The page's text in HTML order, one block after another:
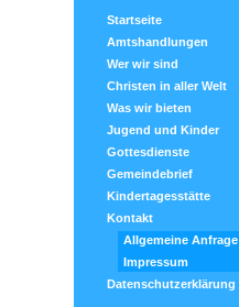
Startseite
Amtshandlungen
Wer wir sind
Christen in aller Welt
Was wir bieten
Jugend und Kinder
Gottesdienste
Gemeindebrief
Kindertagesstätte
Kontakt
Allgemeine Anfrage
Impressum
Datenschutzerklärung